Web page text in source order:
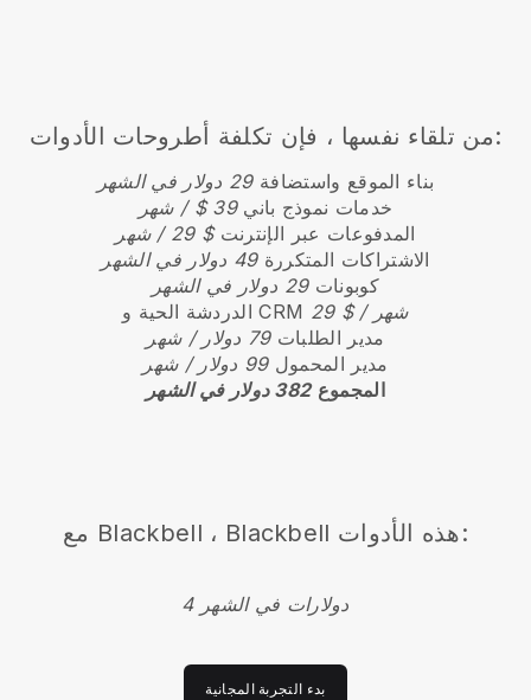
من تلقاء نفسها ، فإن تكلفة أطروحات الأدوات:
بناء الموقع واستضافة29 دولار في الشهر
خدمات نموذج باني39 $ / شهر
المدفوعات عبر الإنترنت$ 29 / شهر
الاشتراكات المتكررة49 دولار في الشهر
كوبونات29 دولار في الشهر
الدردشة الحية و CRM
29 $ / شهر
مدير الطلبات79 دولار / شهر
مدير المحمول99 دولار / شهر
المجموع 382 دولار في الشهر
Blackbell ، Blackbell هذه الأدوات:
4 دولارات في الشهر
بدء التجربة المجانية